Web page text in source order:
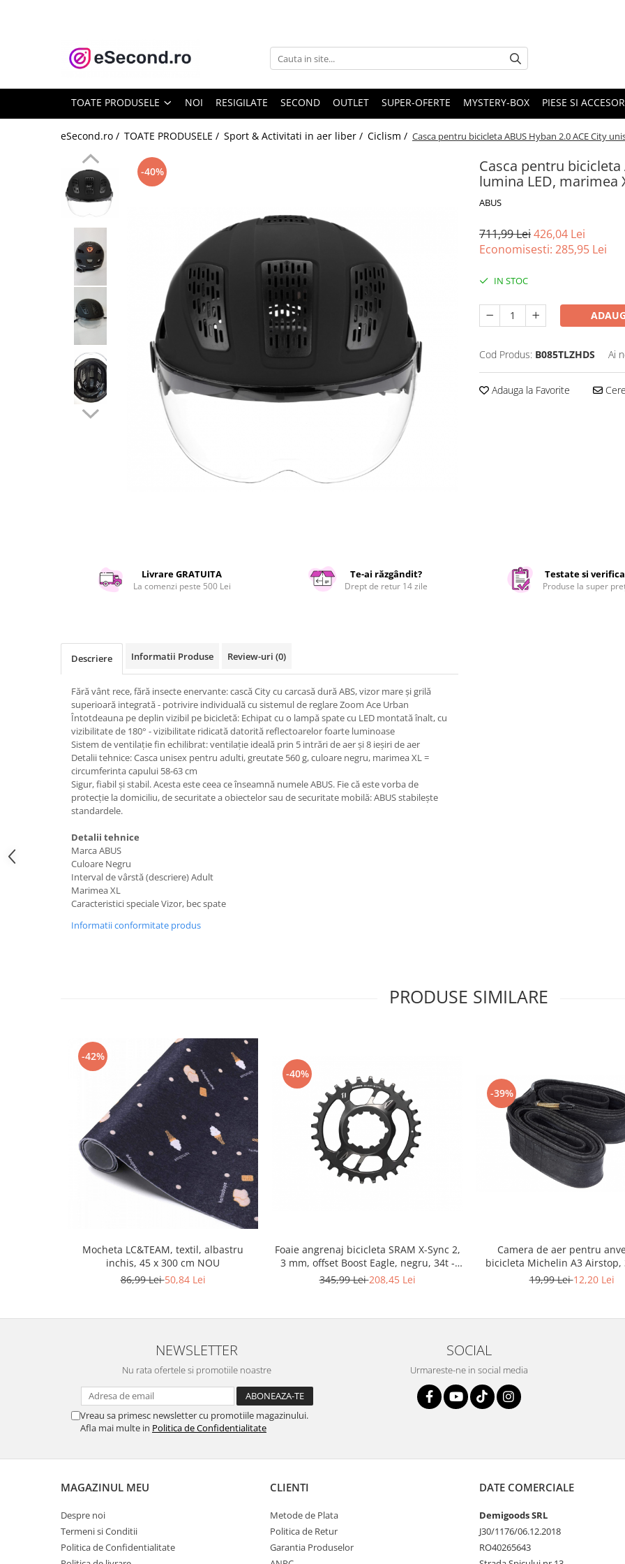
TOATE PRODUSELE
Accesorii Auto
Covorase auto
Echipamente pentru Atelier
Electronice Auto
Intretinere & Cosmetica auto
Trotinete electrice
Casa, Gradina & Bricolaj
Bucatarie & Servire
Curatenie si intretinere
Hobby-uri creative
Iluminat & Electrice
Scule electrice si unelte
Silicon, spume si solutii tehnice
Uscatoare rufe
Utilaje si materiale de constructii
Laptop, Tablete & Telefoane
Accesorii tablete
Laptopuri si Accesorii
Telefoane Mobile & accesorii
Wearable & Gadgeturi
Electrocasnice & Climatizare
Accesorii si piese masini spalat
rufe si uscatoare
Aparate Frigorifice
Aparate Racire Aer
Aragaze si cuptoare cu microunde
Climatizare & sisteme de incalzire
Electrocasnice pentru Bucatarie
Ceasuri barbatesti
Cutii, curele si accesorii ceasuri
Genti si accesorii barbati
Genti si accesorii femei
Imbracaminte barbati
Imbracaminte femei
Imbracaminte si Incaltaminte copii
Gaming, Carti & Birotica
Ingrijire personala & Cosmetice
Aparate & Accesorii ingrijire
Aparate cosmetice
Articole Sanatate si Wellness
Cosmetice si produse ingrijire
Igiena dentara
Jucarii, Copii & Bebe
Camera copilului
Hrana bebelusi
TOATE PRODUSELE NOI RESIGILATE SECOND OUTLET SUPER-OFERTE MYSTERY-BOX PIESE SI
eSecond.ro / TOATE PRODUSELE / Sport & Activitati in aer liber / Ciclism / Casca pentru bicicleta ABUS Hyban 2.0 ACE City
Casca pentru bicicleta
lumina LED, marimea
ABUS
-40%
711,99 Lei426,04 Lei
Economisesti: 285,95 Lei
IN STOC
Cod Produs: B085TLZHDS Ai
Adauga la Favorite
Livrare GRATUITA
La comenzi peste 500 Lei
Te-ai răzgândit?
Drept de retur 14 zile
Testate si
Produse la super
Descriere Informatii Produse Review-uri (0)
Fără vânt rece, fără insecte enervante: cască City cu carcasă dură ABS, vizor mare și grilă
superioară integrată - potrivire individuală cu sistemul de reglare Zoom Ace Urban
Întotdeauna pe deplin vizibil pe bicicletă: Echipat cu o lampă spate cu LED montată înalt, cu
vizibilitate de 180° - vizibilitate ridicată datorită reflectoarelor foarte luminoase
Sistem de ventilație fin echilibrat: ventilație ideală prin 5 intrări de aer și 8 ieșiri de aer
Detalii tehnice: Casca unisex pentru adulti, greutate 560 g, culoare negru, marimea XL =
circumferinta capului 58-63 cm
Sigur, fiabil și stabil. Acesta este ceea ce înseamnă numele ABUS. Fie că este vorba de
protecție la domiciliu, de securitate a obiectelor sau de securitate mobilă: ABUS stabilește
standardele.
Detalii tehnice
Marca ABUS
Culoare Negru
Interval de vârstă (descriere) Adult
Marimea XL
Caracteristici speciale Vizor, bec spate
Informatii conformitate produs
PRODUSE SIMILARE
-42%
Mocheta LC&TEAM, textil, albastru
inchis, 45 x 300 cm NOU
86,99 Lei50,84 Lei
-40%
Foaie angrenaj bicicleta SRAM X-Sync 2,
3 mm, offset Boost Eagle, negru, 34t -
RESIGILAT
345,99 Lei208,45 Lei
-39%
Camera de aer pentru
bicicleta Michelin A3 Airstop,
622/635, 40 mm -
19,99 Lei12,20 Lei
NEWSLETTER
Nu rata ofertele si promotiile noastre
Vreau sa primesc newsletter cu promotiile magazinului.
Afla mai multe in Politica de Confidentialitate
SOCIAL
Urmareste-ne in social media
MAGAZINUL MEU
Despre noi
Termeni si Conditii
Politica de Confidentialitate
CLIENTI
Metode de Plata
Politica de Retur
Garantia Produselor
DATE COMERCIALE
Demigoods SRL
J30/1176/06.12.2018
RO40265643